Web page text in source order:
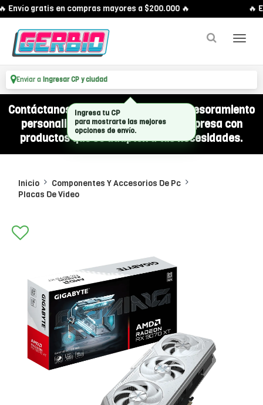
Envío gratis en compras mayores a $200.000 🔥 🔥
Enviar a Ingresar CP y ciudad
Contáctanos por WhatsApp y recibí asesoramiento
personalizado para equipar a tu empresa con
productos que se adapten a tus necesidades.
Inicio
Componentes Y Accesorios De Pc
Placas De Video